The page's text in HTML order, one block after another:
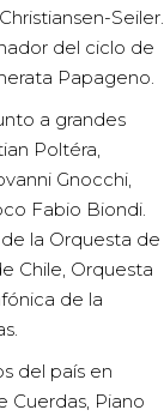
Seiler.
del ciclo de
Papageno.
a grandes
Poltéra,
Gnocchi,
Fabio Biondi.
la Orquesta de
Chile, Orquesta
de la
del país en
Cuerdas, Piano